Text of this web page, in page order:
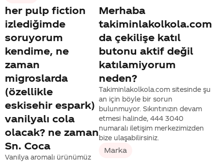
her pulp fiction
izlediğimde
soruyorum
kendime, ne
zaman
migroslarda
(özellikle
eskisehir espark)
vanilyalı cola
olacak? ne zaman
Sn. Coca
Vanilya aromalı ürünümüz
Merhaba
takiminlakolkola.com
da çekilişe katıl
butonu aktif değil
katılamiyorum
neden?
Takiminlakolkola.com sitesinde şu
an için böyle bir sorun
bulunmuyor. Sıkıntınızın devam
etmesi halinde, 444 3040
numaralı iletişim merkezimizden
bize ulaşabilirsiniz.
Marka